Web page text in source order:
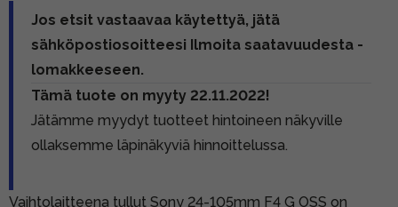
Jos etsit vastaavaa käytettyä, jätä
sähköpostiosoitteesi Ilmoita saatavuudesta -
lomakkeeseen.
Tämä tuote on myyty 22.11.2022!
Jätämme myydyt tuotteet hintoineen näkyville
ollaksemme läpinäkyviä hinnoittelussa.
Vaihtolaitteena tullut Sony 24-105mm F4 G OSS on